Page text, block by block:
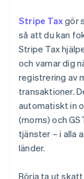
Stripe Taxgör
så att du kan
Stripe Tax
och varnar dig
registrering av
transaktioner.
automatiskt in
(moms) och
tjänster – i alla
länder.
Börja ta ut